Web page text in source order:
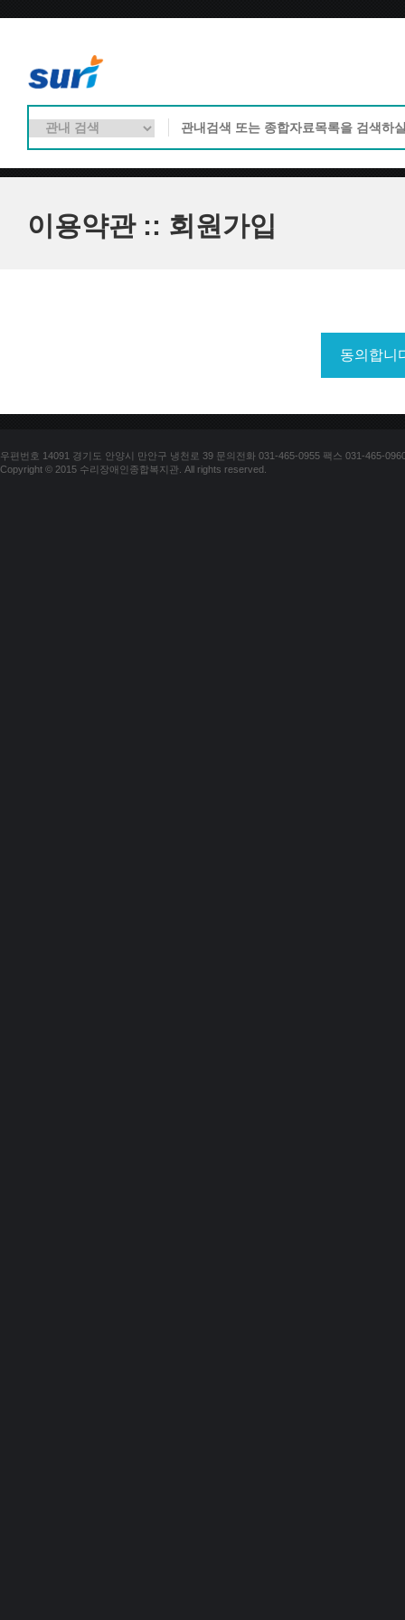
이용약관 :: 회원가입
우편번호 14091 경기도 안양시 만안구 냉천로 39 문의전화 031-465-0955 팩스 031-465-
Copyright © 2015 수리장애인종합복지관. All rights reserved.